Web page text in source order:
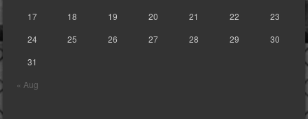
« Aug
17
18 19 20 21 22
23
24
25 26 27 28 29
30
31